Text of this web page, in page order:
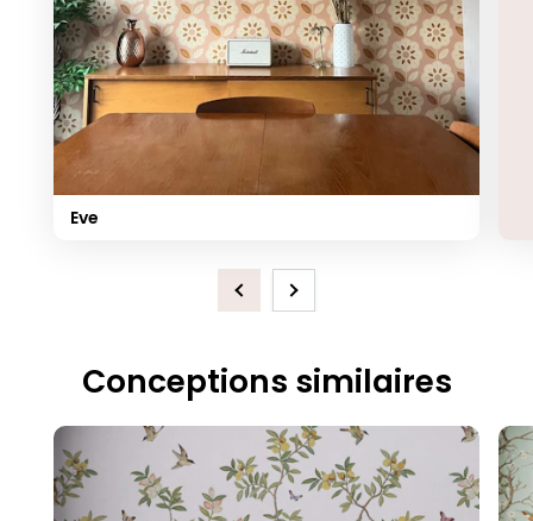
Eve
PreviousNext
Conceptions similaires